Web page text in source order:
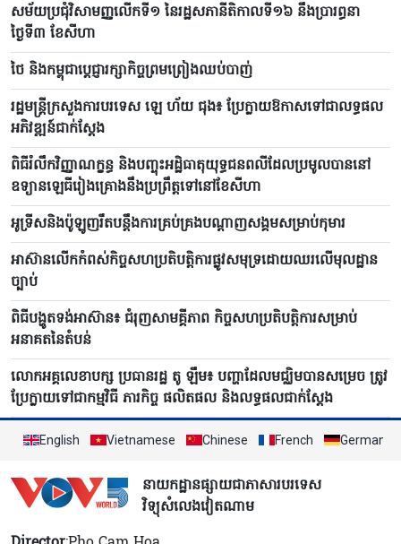
សម័យប្រជុំវិសាមញ្ញលើកទី១ នៃរដ្ឋសភានីតិកាលទី១៦ នឹងប្រារព្ធនា
ថ្ងៃទី៣ ខែសីហា
ថៃ និងកម្ពុជាប្តេជ្ញារក្សាកិច្ចព្រមព្រៀងឈប់បាញ់
រដ្ឋមន្ត្រីក្រសួងការបរទេស ឡេ ហ័យ ជុង៖ ប្រែក្លាយឱកាសទៅជាលទ្ធផល
អភិវឌ្ឍន៍ជាក់ស្តែង
ពិធីរំលឹកវិញ្ញាណក្ខន្ធ និងបញ្ចុះអដ្ឋិធាតុយុទ្ធជនពលីដែលប្រមូលបាននៅ
ឧទ្យានឡេធីរៀងគ្រោងនឹងប្រព្រឹត្តទៅនៅខែសីហា
អូទ្រីសនិងប៉ូឡូញរឹតបន្តឹងការគ្រប់គ្រងបណ្តាញសង្គមសម្រាប់កុមារ
អាស៊ានលើកកំពស់កិច្ចសហប្រតិបត្តិការផ្លូវសមុទ្រដោយឈរលើមុលដ្ឋាន
ច្បាប់
ពិធីបង្ហូតទង់អាស៊ាន៖ ជំរុញសាមគ្គីភាព កិច្ចសហប្រតិបត្តិការសម្រាប់
អនាគតនៃតំបន់
លោក​អគ្គលេខាបក្ស ប្រធានរដ្ឋ តូ ឡឹម៖ បញ្ហាដែលមជ្ឈិមបាន​សម្រេច ត្រូវ
ប្រែ​ក្លាយ​ទៅ​ជាកម្មវិធី ភារកិច្ច ផលិតផល និងលទ្ធផលជាក់ស្តែង
English Vietnamese Chinese French German
នាយកដ្ឋានផ្សាយជាភាសារបរទេស
វិទ្យុសំលេងវៀតណាម